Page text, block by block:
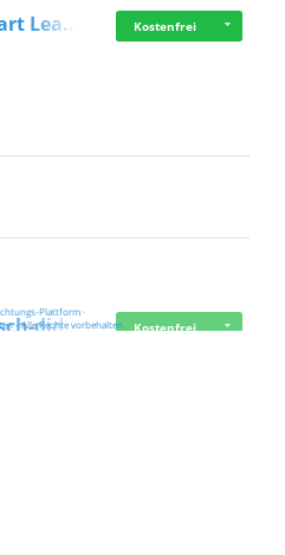
Lea… Kostenfrei
did… Kostenfrei
Plattform·
- Alle Rechte vorbehalten.